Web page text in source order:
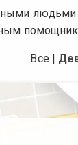
Все |